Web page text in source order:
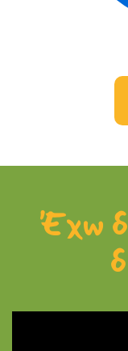
Έχω